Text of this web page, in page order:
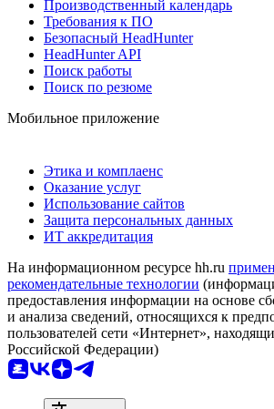
Производственный календарь
Требования к ПО
Безопасный HeadHunter
HeadHunter API
Поиск работы
Поиск по резюме
Мобильное приложение
Этика и комплаенс
Оказание услуг
Использование сайтов
Защита персональных данных
ИТ аккредитация
На информационном ресурсе hh.ru
рекомендательные технологии
предоставления информации на основе
и анализа сведений, относящихся к
пользователей сети «Интернет»,
Российской Федерации)